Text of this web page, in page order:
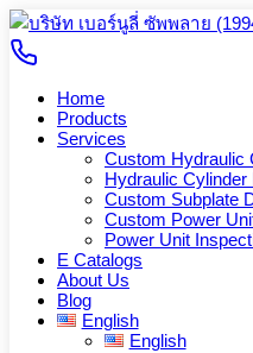
Skip
to
content
Home
Products
Services
Custom Hydraulic
Hydraulic Cylinder
Custom Subplate
Custom Power
Power Unit
E Catalogs
About Us
Blog
English
English
Search
VP-F23, 26,
ติดต่อเราเพื่อขอข้อมูลเพิ่มเติ
ติดต่อเรา